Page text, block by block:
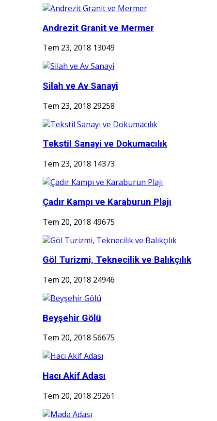
Andrezit Granit ve Mermer
Tem 23, 2018 13049
Silah ve Av Sanayi
Tem 23, 2018 29258
Tekstil Sanayi ve Dokumacılık
Tem 23, 2018 14373
Çadır Kampı ve Karaburun Plajı
Tem 20, 2018 49675
Göl Turizmi, Teknecilik ve Balıkçılık
Tem 20, 2018 24946
Beyşehir Gölü
Tem 20, 2018 56675
Hacı Akif Adası
Tem 20, 2018 29261